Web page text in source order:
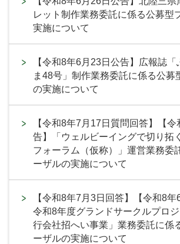
レット制作業務委託に係る公募型
実施について
【令和8年6月23日公告】広報誌
ま48号」制作業務委託に係る公募
の実施について
【令和8年7月17日質問回答】【
告】「ウェルビーイングで切り拓
フォーラム（仮称）」運営業務委
ーザルの実施について
【令和8年7月3日回答】【令和8年
令和8年度グランドサークルプロ
行会社招へい事業」業務委託に係
ーザルの実施について